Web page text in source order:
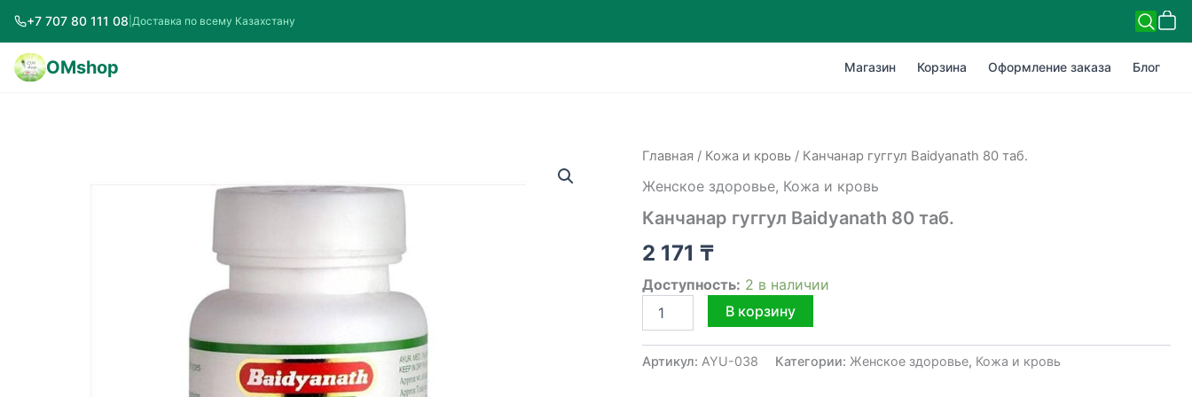
+7 707 80 111 08 Доставка по всему Казахстану
OMshop Магазин Корзина Оформление заказа Блог
Главная / Кожа и кровь/ Канчанар гуггул Baidyanath 80 таб.
Женское здоровье, Кожа и кровь
Канчанар гуггул Baidyanath 80 таб.
2 171 ₸
Доступность: 2 в наличии
товара
гуггул
Baidyanath
В корзину
Артикул: AYU-038 Категории: Женское здоровье, Кожа и кровь